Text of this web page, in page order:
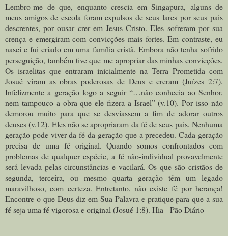
Lembro-me de que, enquanto crescia em Singapura, alguns de
meus amigos de escola foram expulsos de seus lares por seus pais
descrentes, por ousar crer em Jesus Cristo. Eles sofreram por sua
crença e emergiram com convicções mais fortes. Em contraste, eu
nasci e fui criado em uma família cristã. Embora não tenha sofrido
perseguição, também tive que me apropriar das minhas convicções.
Os israelitas que entraram inicialmente na Terra Prometida com
Josué viram as obras poderosas de Deus e creram (Juízes 2:7).
Infelizmente a geração logo a seguir “…não conhecia ao Senhor,
nem tampouco a obra que ele fizera a Israel” (v.10). Por isso não
demorou muito para que se desviassem a fim de adorar outros
deuses (v.12). Eles não se apropriaram da fé de seus pais. Nenhuma
geração pode viver da fé da geração que a precedeu. Cada geração
precisa de uma fé original. Quando somos confrontados com
problemas de qualquer espécie, a fé não-individual provavelmente
será levada pelas circunstâncias e vacilará. Os que são cristãos de
segunda, terceira, ou mesmo quarta geração têm um legado
maravilhoso, com certeza. Entretanto, não existe fé por herança!
Encontre o que Deus diz em Sua Palavra e pratique para que a sua
fé seja uma fé vigorosa e original (Josué 1:8). Hia - Pão Diário